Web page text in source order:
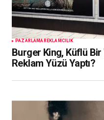
PAZARLAMA REKLAMCILIK
Burger King, Küflü Bir
Reklam Yüzü Yaptı?